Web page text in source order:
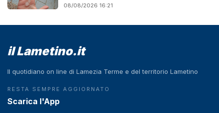
08/08/2026 16:21
il Lametino.it
Il quotidiano on line di Lamezia Terme e del territorio Lametino
RESTA SEMPRE AGGIORNATO
Scarica l'App